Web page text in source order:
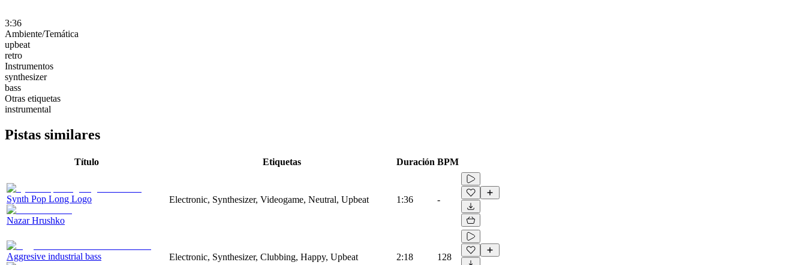
3:36
Ambiente/Temática
upbeat
retro
Instrumentos
synthesizer
bass
Otras etiquetas
instrumental
Pistas similares
Título Etiquetas Duración BPM
Synth Pop Long Logo
Nazar Hrushko
Electronic, Synthesizer, Videogame, Neutral, Upbeat 1:36 -
Aggresive industrial bass Electronic, Synthesizer, Clubbing, Happy, Upbeat 2:18 128